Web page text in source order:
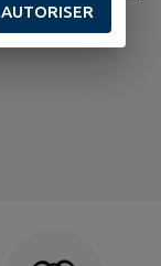
AUTORISER